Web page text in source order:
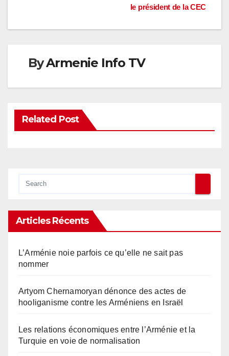
le président de la CEC
ByArmenie Info TV
Related Post
Articles Récents
L’Arménie noie parfois ce qu’elle ne sait pas
nommer
Artyom Chernamoryan dénonce des actes de
hooliganisme contre les Arméniens en Israël
Les relations économiques entre l’Arménie et la
Turquie en voie de normalisation